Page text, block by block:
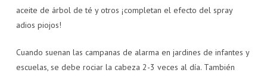
aceite de árbol de té y otros ¡completan el efecto del spray
adios piojos!
Cuando suenan las campanas de alarma en jardines de infantes y
escuelas, se debe rociar la cabeza 2-3 veces al día. También